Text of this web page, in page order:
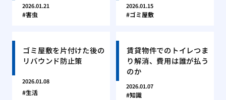
2026.01.21
害虫
2026.01.15
ゴミ屋敷
ゴミ屋敷を片付けた後の
リバウンド防止策
2026.01.08
生活
賃貸物件でのトイレつま
り解消、費用は誰が払う
のか
2026.01.07
知識